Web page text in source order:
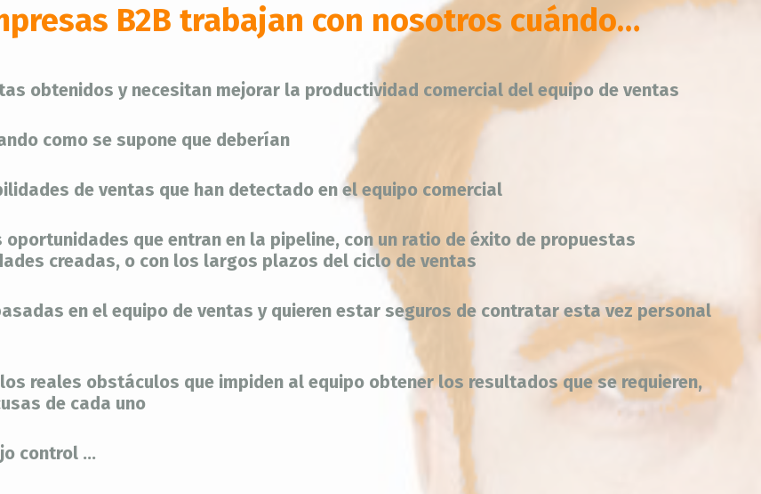
B2B trabajan con nosotros cuándo…
obtenidos y necesitan mejorar la productividad comercial del equipo de ventas
como se supone que deberían
de ventas que han detectado en el equipo comercial
que entran en la pipeline, con un ratio de éxito de propuestas
creadas, o con los largos plazos del ciclo de ventas
en el equipo de ventas y quieren estar seguros de contratar esta vez personal
reales obstáculos que impiden al equipo obtener los resultados que se requieren,
de cada uno
control ...